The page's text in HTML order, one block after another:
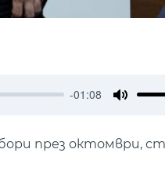
-01:08
през октомври,